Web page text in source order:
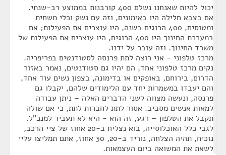
יכול להיות שאנחנו נשלם 400 קורבנות בממוצע רב-שנתי.
אם בצבא חלילה היו באימונים, וזה עם נשק וכלי משחית
ומטוסים, 400 הרוגים בשנה, היו עוצרים את הפעילות; אם
במערכת החינוך היו 400 הרוגים, היו עוצרים את הפעילות של
משרד החינוך. וזה עובר על ידנו.
מרכז טלפוני - אני רוצה לתת פרנסה לסטודנטים בפריפריה.
נקים מרכז טלפוני אחד, הם יהיו גם סטודנטים, נאמר באזור
הדרום, בירוחם, באופקים או בדימונה, בצפון נשים עוד אחד,
והם יעבדו במשמרות יחד עם הלימודים שלהם, יקבלו גם
פרנסה, ונעשה מצווה לשני הדברים האלה – ניתן עבודה
למאות אנשים מסביב. אסור לתת לחברות לתת, כי אם שולה
תקבל את הטלפון – רגע, זה הוא - היא לא תעביר למנכ"ל.
לגבי כלל האוכלוסייה, בוא נצליח ב-20 אחוז של ציי הרכב,
נוכיח, תהיה הצלחה, נוריד ב-20, 30 אחוז, אתם תמליצו עליי
לשאת את המשואה ביום העצמאות.